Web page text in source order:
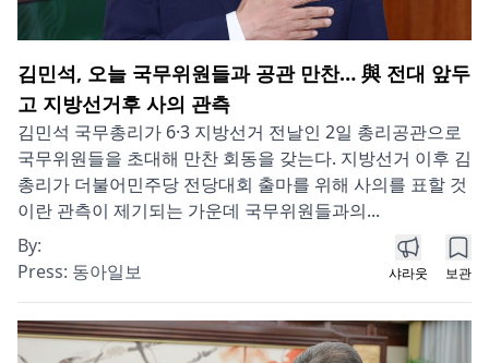
김민석, 오늘 국무위원들과 공관 만찬… 與 전대 앞두
고 지방선거후 사의 관측
김민석 국무총리가 6·3 지방선거 전날인 2일 총리공관으로
국무위원들을 초대해 만찬 회동을 갖는다. 지방선거 이후 김
총리가 더불어민주당 전당대회 출마를 위해 사의를 표할 것
이란 관측이 제기되는 가운데 국무위원들과의...
By:
Press: 동아일보 샤라웃 보관